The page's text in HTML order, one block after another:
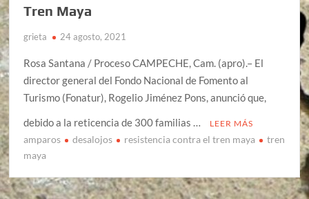
Tren Maya
grieta 24 agosto, 2021
Rosa Santana / Proceso CAMPECHE, Cam. (apro).– El
director general del Fondo Nacional de Fomento al
Turismo (Fonatur), Rogelio Jiménez Pons, anunció que,
debido a la reticencia de 300 familias …
LEER MÁS
amparos desalojos resistencia contra el tren maya
tren
maya